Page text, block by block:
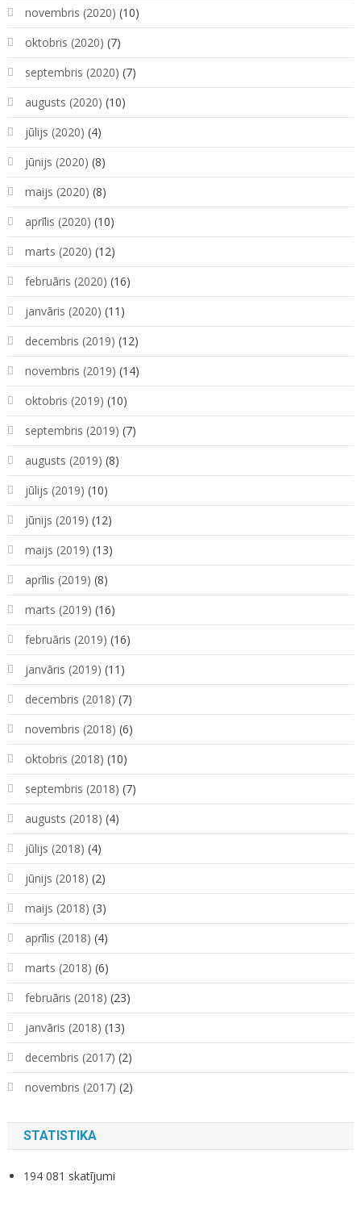
novembris (2020) (10)
oktobris (2020) (7)
septembris (2020) (7)
augusts (2020) (10)
jūlijs (2020) (4)
jūnijs (2020) (8)
maijs (2020) (8)
aprīlis (2020) (10)
marts (2020) (12)
februāris (2020) (16)
janvāris (2020) (11)
decembris (2019) (12)
novembris (2019) (14)
oktobris (2019) (10)
septembris (2019) (7)
augusts (2019) (8)
jūlijs (2019) (10)
jūnijs (2019) (12)
maijs (2019) (13)
aprīlis (2019) (8)
marts (2019) (16)
februāris (2019) (16)
janvāris (2019) (11)
decembris (2018) (7)
novembris (2018) (6)
oktobris (2018) (10)
septembris (2018) (7)
augusts (2018) (4)
jūlijs (2018) (4)
jūnijs (2018) (2)
maijs (2018) (3)
aprīlis (2018) (4)
marts (2018) (6)
februāris (2018) (23)
janvāris (2018) (13)
decembris (2017) (2)
novembris (2017) (2)
STATISTIKA
194 081 skatījumi